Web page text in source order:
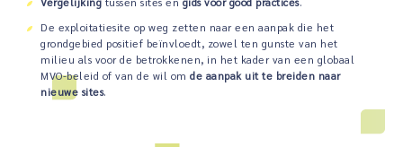
De exploitatiesite op weg zetten naar een aanpak die het
grondgebied positief beïnvloedt, zowel ten gunste van het
milieu als voor de betrokkenen, in het kader van een globaal
MVO-beleid of van de wil omde aanpak uit te breiden naar
nieuwe sites.